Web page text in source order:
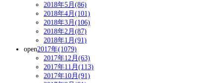
2018年5月(86)
2018年4月(101)
2018年3月(106)
2018年2月(87)
2018年1月(91)
open2017年(1079)
2017年12月(63)
2017年11月(113)
2017年10月(91)